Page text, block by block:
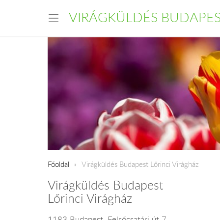
VIRÁGKÜLDÉS
Főoldal Virágküldés Budapest Lőrinci Virágház
Virágküldés Budapest
Lőrinci Virágház